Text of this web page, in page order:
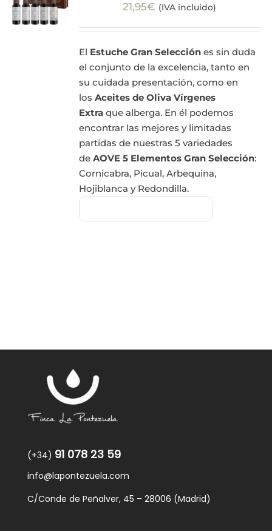
21,95€ (IVA incluido)
El Estuche Gran Selección es sin duda
el conjunto de la excelencia, tanto en
su cuidada presentación, como en
losAceites de Oliva Vírgenes
Extra que alberga. En él podemos
encontrar las mejores y limitadas
partidas de nuestras 5 variedades
deAOVE 5 Elementos Gran Selección:
Cornicabra, Picual, Arbequina,
Hojiblanca y Redondilla.
(+34) 91 078 23 59
info@lapontezuela.com
C/Conde de Peñalver, 45 – 28006 (Madrid)